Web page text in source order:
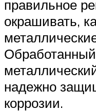
правильное
окрашивать,
Обработанный
надежно
коррозии.